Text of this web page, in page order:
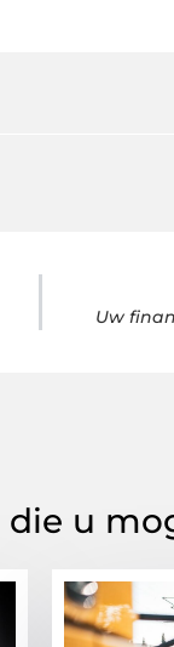
Uw
die u